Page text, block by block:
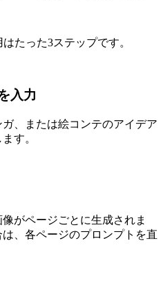
たった3ステップです。
入力
、または絵コンテのアイデア
す。
がページごとに生成されま
、各ページのプロンプトを直